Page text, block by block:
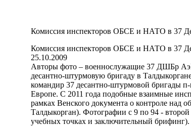
Комиссия инспекторов ОБСЕ и НАТО в 37
Комиссия инспекторов ОБСЕ и НАТО в 37
25.10.2009
Авторы фото – военнослужащие 37 ДШБр
десантно-штурмовую бригаду в
командир 37 десантно-штурмовой бригады
Европе. С 2011 года подобные взаимные
рамках Венского документа о контроле
Талдыкорган). Фотографии с 9 по 94 -
учебных точках и заключительный брифинг).